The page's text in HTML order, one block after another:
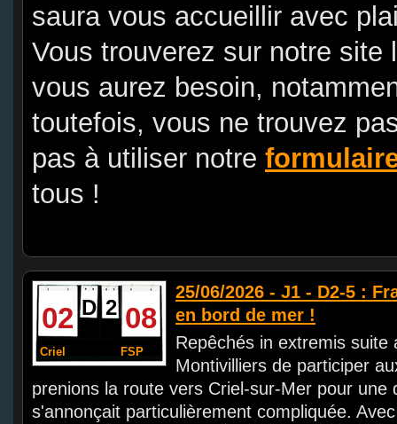
saura vous accueillir avec
Vous trouverez sur notre
vous aurez besoin,
toutefois, vous ne trouvez
pas à utiliser notre
tous !
D 2
02 08
Criel FSP
25/06/2026 - J1 - D2-5 :
en bord de mer !
Repêchés in extremis suite
Montivilliers de participer
prenions la route vers Criel-sur-Mer pour une
s'annonçait particulièrement compliquée.